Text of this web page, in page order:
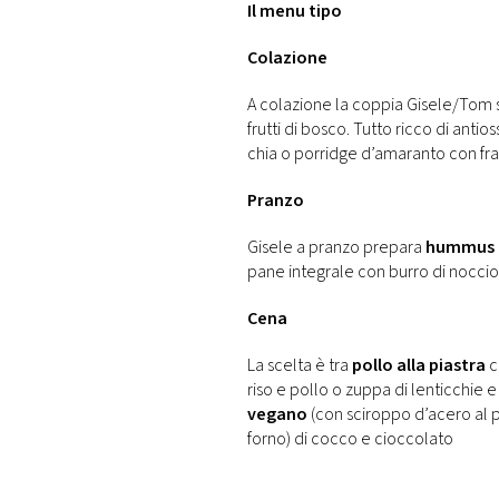
Il menu tipo
Colazione
A colazione la coppia Gisele/
frutti di bosco. Tutto ricco di
chia o porridge d’amaranto con
Pranzo
Gisele a pranzo prepara
pane integrale con burro di
Cena
La scelta è tra pollo alla piastra
riso e pollo o zuppa di lenticchie
vegano (con sciroppo d’acero
forno) di cocco e cioccolato